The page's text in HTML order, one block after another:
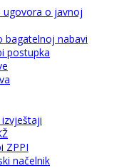
ugovora o javnoj
bagatelnoj nabavi
postupka
ZPPI
načelnik